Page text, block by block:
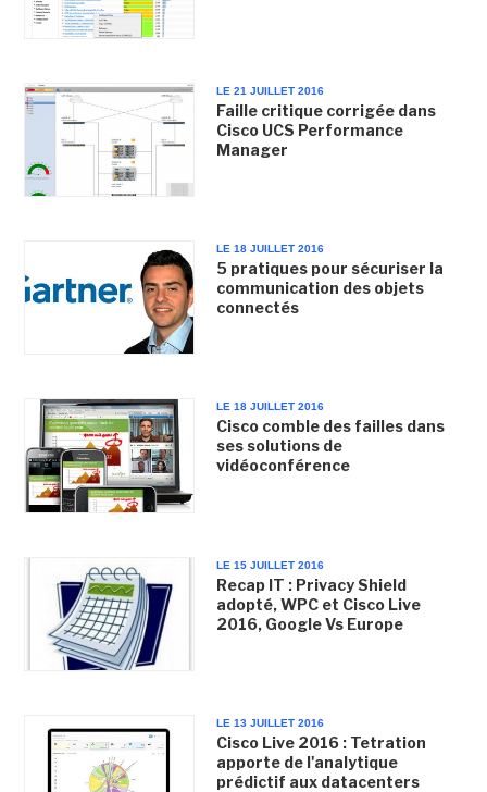
LE 21 JUILLET 2016
Faille critique corrigée dans
Cisco UCS Performance
Manager
LE 18 JUILLET 2016
5 pratiques pour sécuriser la
communication des objets
connectés
LE 18 JUILLET 2016
Cisco comble des failles dans
ses solutions de
vidéoconférence
LE 15 JUILLET 2016
Recap IT : Privacy Shield
adopté, WPC et Cisco Live
2016, Google Vs Europe
LE 13 JUILLET 2016
Cisco Live 2016 : Tetration
apporte de l'analytique
prédictif aux datacenters